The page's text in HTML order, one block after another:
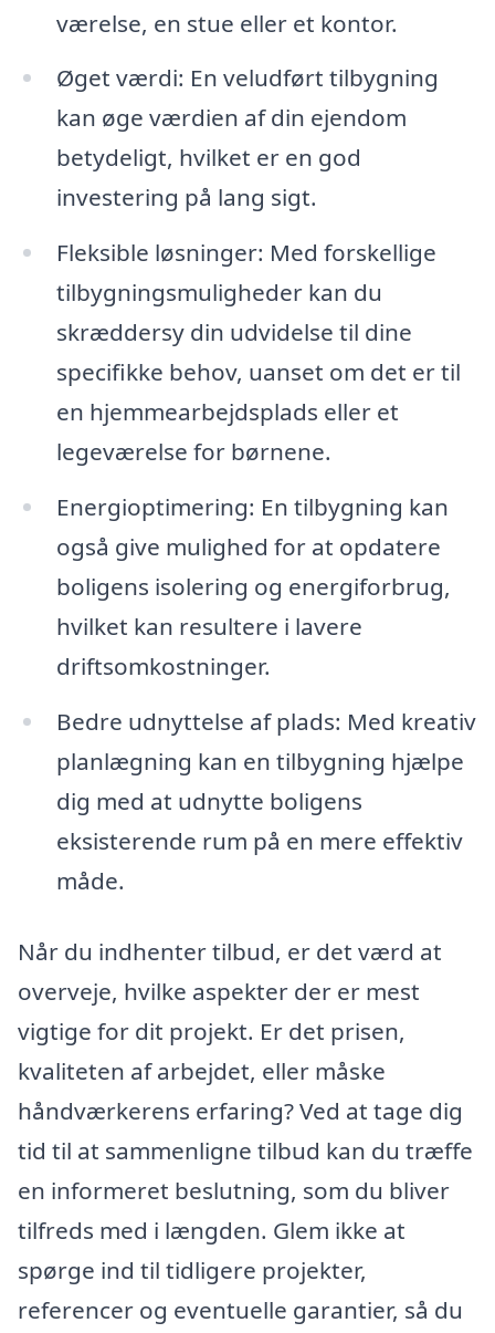
værelse, en stue eller et kontor.
Øget værdi: En veludført tilbygning
kan øge værdien af din ejendom
betydeligt, hvilket er en god
investering på lang sigt.
Fleksible løsninger: Med forskellige
tilbygningsmuligheder kan du
skræddersy din udvidelse til dine
specifikke behov, uanset om det er til
en hjemmearbejdsplads eller et
legeværelse for børnene.
Energioptimering: En tilbygning kan
også give mulighed for at opdatere
boligens isolering og energiforbrug,
hvilket kan resultere i lavere
driftsomkostninger.
Bedre udnyttelse af plads: Med kreativ
planlægning kan en tilbygning hjælpe
dig med at udnytte boligens
eksisterende rum på en mere effektiv
måde.
Når du indhenter tilbud, er det værd at
overveje, hvilke aspekter der er mest
vigtige for dit projekt. Er det prisen,
kvaliteten af arbejdet, eller måske
håndværkerens erfaring? Ved at tage dig
tid til at sammenligne tilbud kan du træffe
en informeret beslutning, som du bliver
tilfreds med i længden. Glem ikke at
spørge ind til tidligere projekter,
referencer og eventuelle garantier, så du